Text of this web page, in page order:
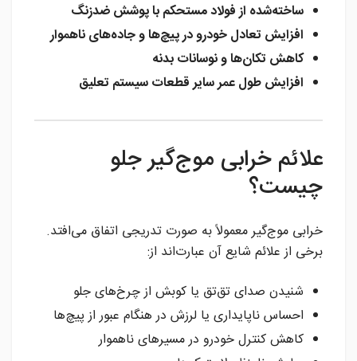
ساخته‌شده از فولاد مستحکم با پوشش ضدزنگ
افزایش تعادل خودرو در پیچ‌ها و جاده‌های ناهموار
کاهش تکان‌ها و نوسانات بدنه
افزایش طول عمر سایر قطعات سیستم تعلیق
علائم خرابی موج‌گیر جلو
چیست؟
خرابی موج‌گیر معمولاً به صورت تدریجی اتفاق می‌افتد.
برخی از علائم شایع آن عبارت‌اند از:
شنیدن صدای تق‌تق یا کوبش از چرخ‌های جلو
احساس ناپایداری یا لرزش در هنگام عبور از پیچ‌ها
کاهش کنترل خودرو در مسیرهای ناهموار